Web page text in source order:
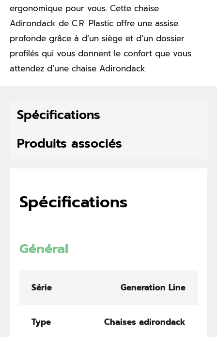
ergonomique pour vous. Cette chaise
Adirondack de C.R. Plastic offre une assise
profonde grâce à d’un siège et d’un dossier
profilés qui vous donnent le confort que vous
attendez d’une chaise Adirondack.
Spécifications
Produits associés
Spécifications
Général
Série Generation Line
Type Chaises adirondack